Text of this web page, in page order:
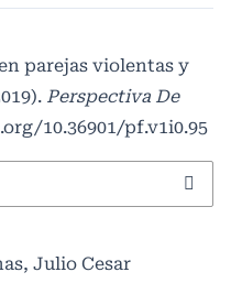
parejas violentas y
Perspectiva De
10.36901/pf.v1i0.95
Julio Cesar